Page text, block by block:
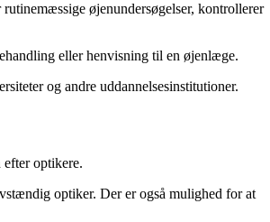
øjenundersøgelser, kontrollerer
eller henvisning til en øjenlæge.
og andre uddannelsesinstitutioner.
optikere.
optiker. Der er også mulighed for at